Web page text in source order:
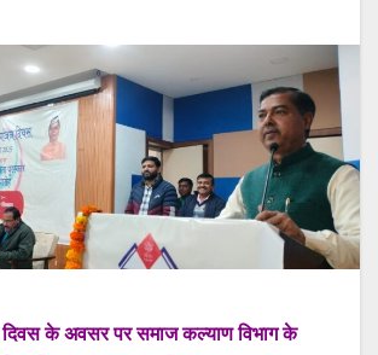
दिवस के अवसर पर समाज कल्याण विभाग के